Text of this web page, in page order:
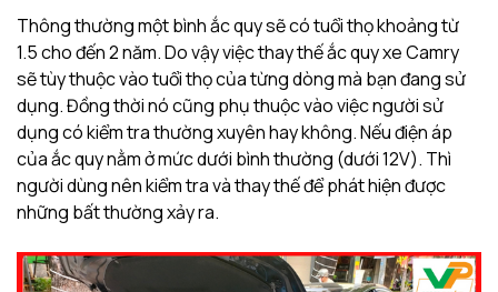
Thông thường một bình ắc quy sẽ có tuổi thọ khoảng từ
1.5 cho đến 2 năm. Do vậy việc thay thế ắc quy xe Camry
sẽ tùy thuộc vào tuổi thọ của từng dòng mà bạn đang sử
dụng. Đồng thời nó cũng phụ thuộc vào việc người sử
dụng có kiểm tra thường xuyên hay không. Nếu điện áp
của ắc quy nằm ở mức dưới bình thường (dưới 12V). Thì
người dùng nên kiểm tra và thay thế để phát hiện được
những bất thường xảy ra.